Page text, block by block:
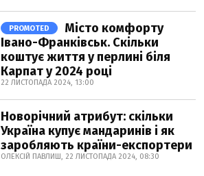
PROMOTED
Місто комфорту
Івано-Франківськ. Скільки
коштує життя у перлині біля
Карпат у 2024 році
22 ЛИСТОПАДА 2024, 13:00
Новорічний атрибут: скільки
Україна купує мандаринів і як
заробляють країни-експортери
ОЛЕКСІЙ ПАВЛИШ, 22 ЛИСТОПАДА 2024, 08:30